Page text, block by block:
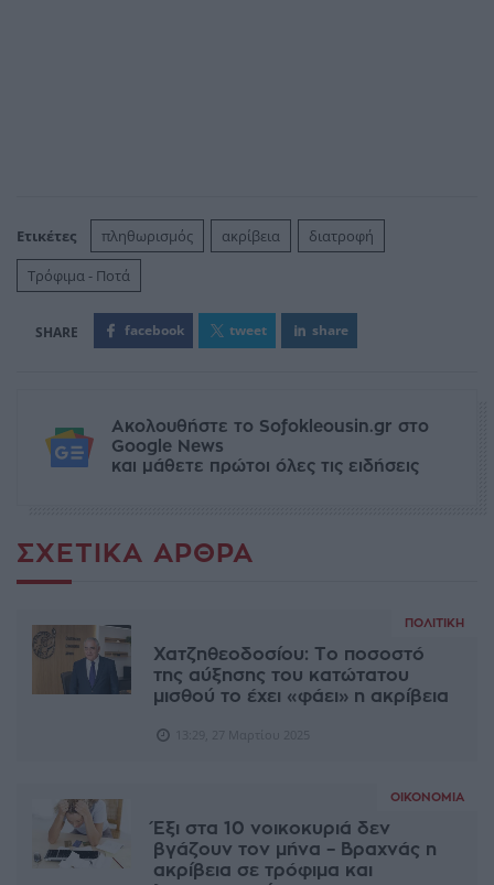
Ετικέτες πληθωρισμός ακρίβεια
διατροφή
Τρόφιμα - Ποτά
facebook tweet share
Ακολουθήστε το Sofokleousin.gr στο
Google News
και μάθετε πρώτοι όλες τις ειδήσεις
ΣΧΕΤΙΚΆ ΆΡΘΡΑ
ΠΟΛΙΤΙΚΉ
Χατζηθεοδοσίου: Το ποσοστό
της αύξησης του κατώτατου
μισθού το έχει «φάει» η ακρίβεια
ΟΙΚΟΝΟΜΊΑ
Έξι στα 10 νοικοκυριά δεν
βγάζουν τον μήνα – Βραχνάς η
ακρίβεια σε τρόφιμα και